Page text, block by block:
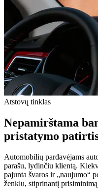
Atstovų tinklas
Nepamirštama
pristatymo
Automobilių pardavėjams
parašu, lydinčiu klientą.
pajunta švaros ir „naujumo“
ženklu, stiprinantį prisiminimą